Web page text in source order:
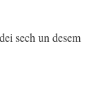
sech un desem